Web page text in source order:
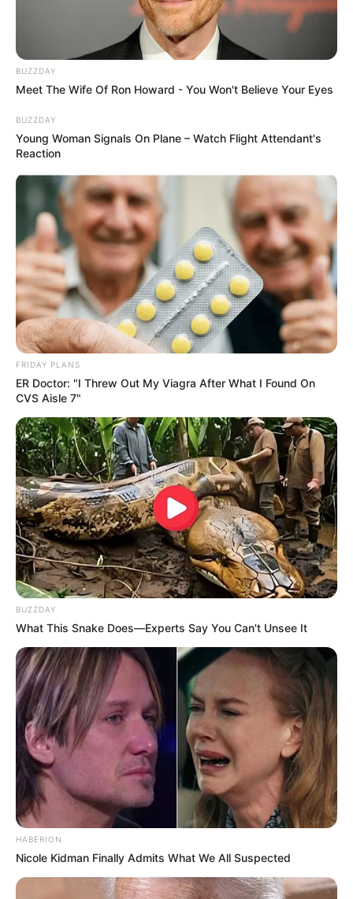
Elo7
Elo7
BUZZDAY
Meet The Wife Of Ron Howard - You Won't Believe Your Eyes
BUZZDAY
Young Woman Signals On Plane – Watch Flight Attendant's
Reaction
FRIDAY PLANS
ER Doctor: "I Threw Out My Viagra After What I Found On
CVS Aisle 7"
BUZZDAY
What This Snake Does—Experts Say You Can't Unsee It
HABERION
Nicole Kidman Finally Admits What We All Suspected